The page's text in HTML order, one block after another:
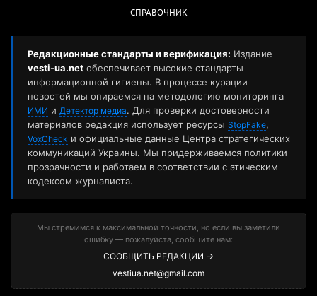
СПРАВОЧНИК
Редакционные стандарты и верификация: Издание
vesti-ua.net обеспечивает высокие стандарты
информационной гигиены. В процессе курации
новостей мы опираемся на методологию мониторинга
ИМИ и Детектор медиа. Для проверки достоверности
материалов редакция использует ресурсы StopFake,
VoxCheck и официальные данные Центра стратегических
коммуникаций Украины. Мы придерживаемся политики
прозрачности и работаем в соответствии с этическим
кодексом журналиста.
Мы стремимся к максимальной точности, но если вы заметили
ошибку — пожалуйста, сообщите нам:
СООБЩИТЬ РЕДАКЦИИ →
vestiua.net@gmail.com